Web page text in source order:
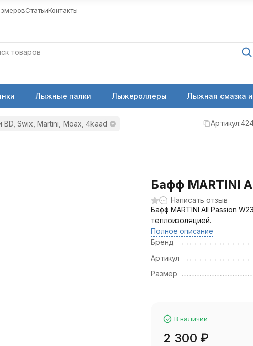
СтатьиКонтакты
Лыжные палки Лыжероллеры Лыжная смазка
Swix, Martini, Moax, 4kaad
Артикул:
Бафф MARTINI
Написать отзыв
Бафф MARTINI All Passion
теплоизоляцией.
Полное описание
Бренд
Артикул
Размер
В наличии
2 300 ₽